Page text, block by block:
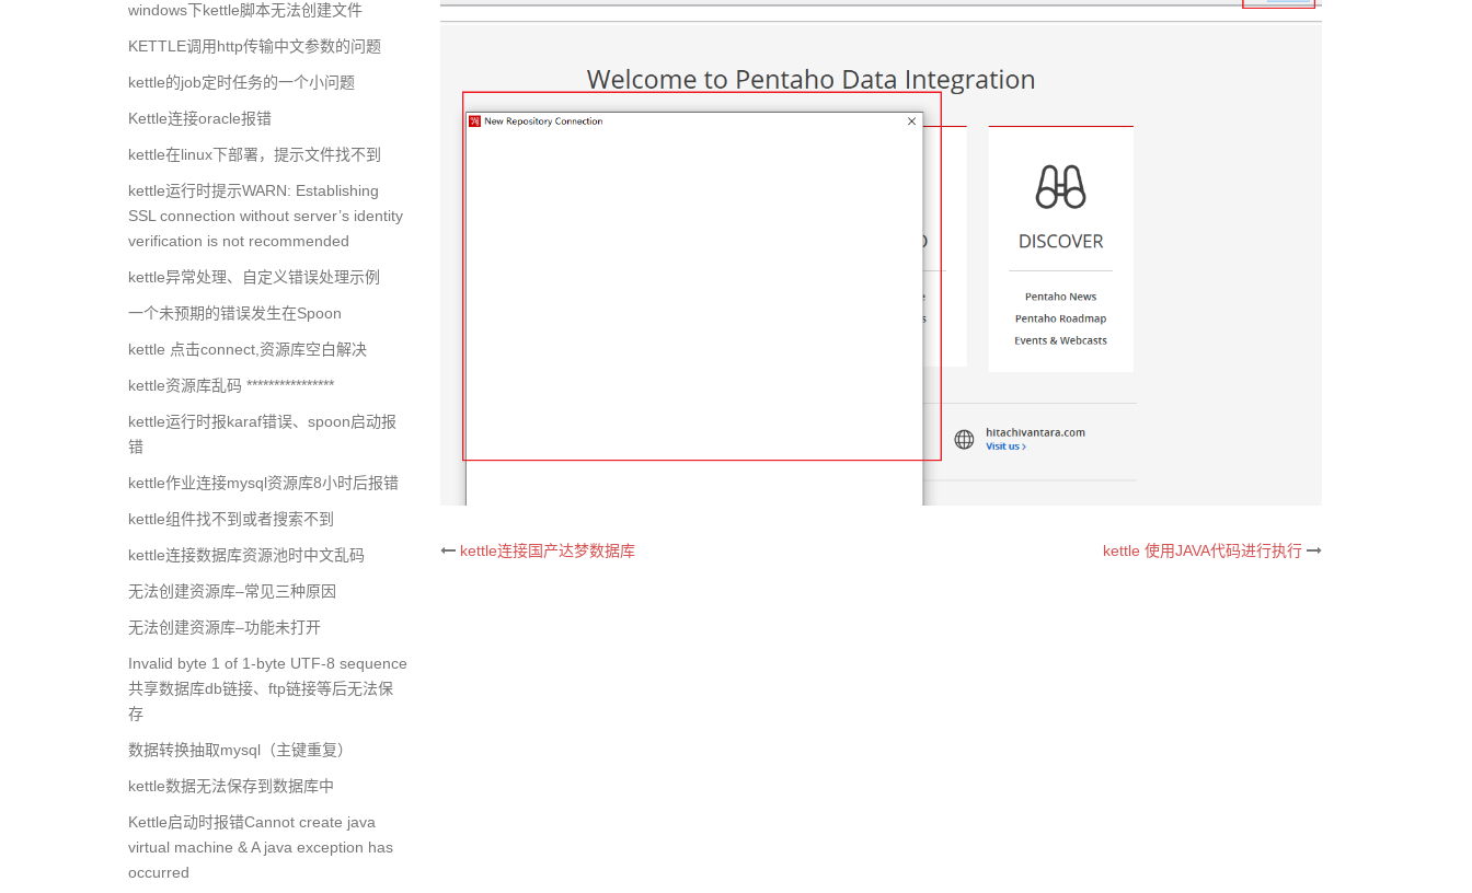
windows下kettle脚本无法创建文件
KETTLE调用http传输中文参数的问题
kettle的job定时任务的一个小问题
Kettle连接oracle报错
kettle在linux下部署，提示文件找不到
kettle运行时提示WARN: Establishing
SSL connection without server’s identity
verification is not recommended
kettle异常处理、自定义错误处理示例
一个未预期的错误发生在Spoon
kettle 点击connect,资源库空白解决
kettle资源库乱码 ****************
kettle运行时报karaf错误、spoon启动报
错
kettle作业连接mysql资源库8小时后报错
kettle组件找不到或者搜索不到
kettle连接数据库资源池时中文乱码
无法创建资源库–常见三种原因
无法创建资源库–功能未打开
Invalid byte 1 of 1-byte UTF-8 sequence
共享数据库db链接、ftp链接等后无法保
存
数据转换抽取mysql（主键重复）
kettle数据无法保存到数据库中
Kettle启动时报错Cannot create java
virtual machine & A java exception has
occurred
Post
kettle连接国产达梦数据库 kettle 使用JAVA代码进行执行